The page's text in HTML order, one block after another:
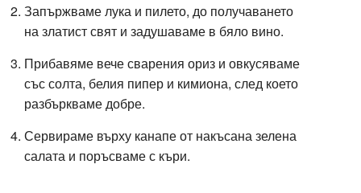
Запържваме лука и пилето, до получаването
на златист свят и задушаваме в бяло вино.
Прибавяме вече сварения ориз и овкусяваме
със солта, белия пипер и кимиона, след което
разбъркваме добре.
Сервираме върху канапе от накъсана зелена
салата и поръсваме с къри.